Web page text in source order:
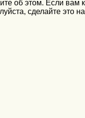
об этом. Если вам
сделайте это на